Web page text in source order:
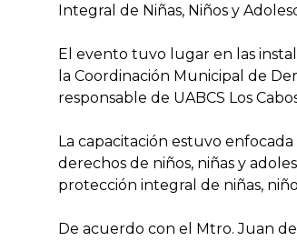
Integral de Niñas, Niños y
El evento tuvo lugar en las
la Coordinación Municipal de
responsable de UABCS Los
La capacitación estuvo
derechos de niños, niñas y
protección integral de niñas,
De acuerdo con el Mtro. Juan